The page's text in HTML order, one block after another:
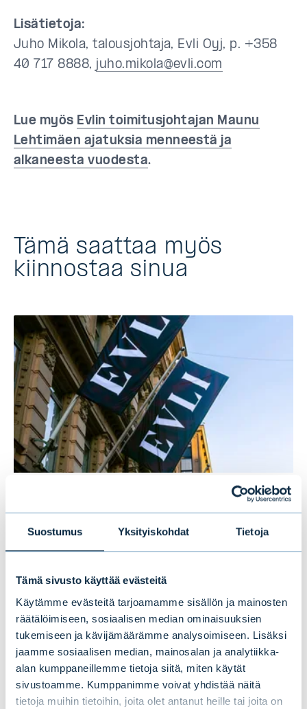
Suostumus Yksityiskohdat Tietoja
Tämä sivusto käyttää evästeitä
Käytämme evästeitä tarjoamamme sisällön ja mainosten
räätälöimiseen, sosiaalisen median ominaisuuksien
tukemiseen ja kävijämäärämme analysoimiseen. Lisäksi
jaamme sosiaalisen median, mainosalan ja analytiikka-
alan kumppaneillemme tietoja siitä, miten käytät
sivustoamme. Kumppanimme voivat yhdistää näitä
tietoja muihin tietoihin, joita olet antanut heille tai joita on
Lisätietoja:
Juho Mikola, talousjohtaja, Evli Oyj, p. +358
40 717 8888, juho.mikola@evli.com
Lue myös Evlin toimitusjohtajan Maunu
Lehtimäen ajatuksia menneestä ja
alkaneesta vuodesta.
Tämä saattaa myös
kiinnostaa sinua
Evlin puolivuosikatsaus 1–6/2026:
Vakaata kasvua ensimmäisellä
vuosipuoliskolla
UUTISET|EVLI-KONSERNI|14.07.2026